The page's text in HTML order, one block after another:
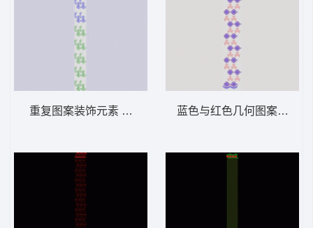
重复图案装饰元素 窗帘 蓝色与红色几何图案排列